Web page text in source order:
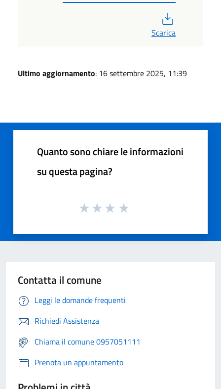
Scarica
Ultimo aggiornamento: 16 settembre 2025, 11:39
Quanto sono chiare le informazioni
su questa pagina?
Contatta il comune
Leggi le domande frequenti
Richiedi Assistenza
Chiama il comune 0957051111
Prenota un appuntamento